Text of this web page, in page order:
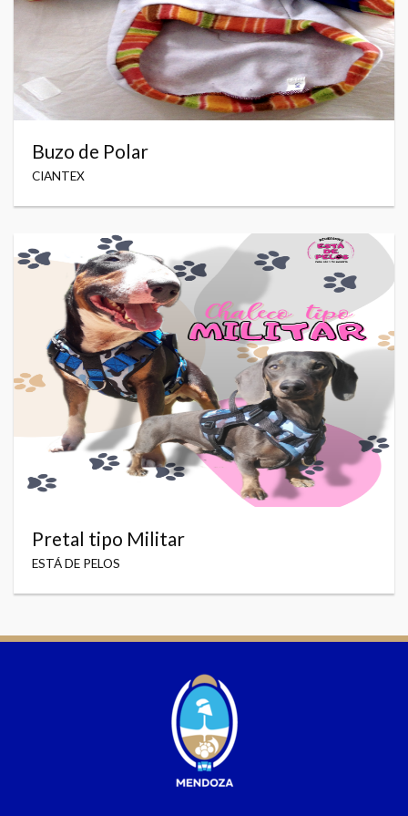
Buzo de Polar
CIANTEX
Pretal tipo Militar
ESTÁ DE PELOS